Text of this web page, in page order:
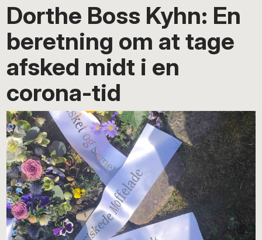
Dorthe Boss Kyhn: En
beretning om at tage
afsked midt i en
corona-tid